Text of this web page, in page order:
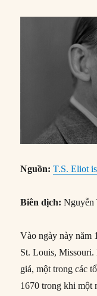
Nguồn: T.S. Eliot
Biên dịch: Nguyễn
Vào ngày này năm
St. Louis, Missouri.
giá, một trong các
1670 trong khi một